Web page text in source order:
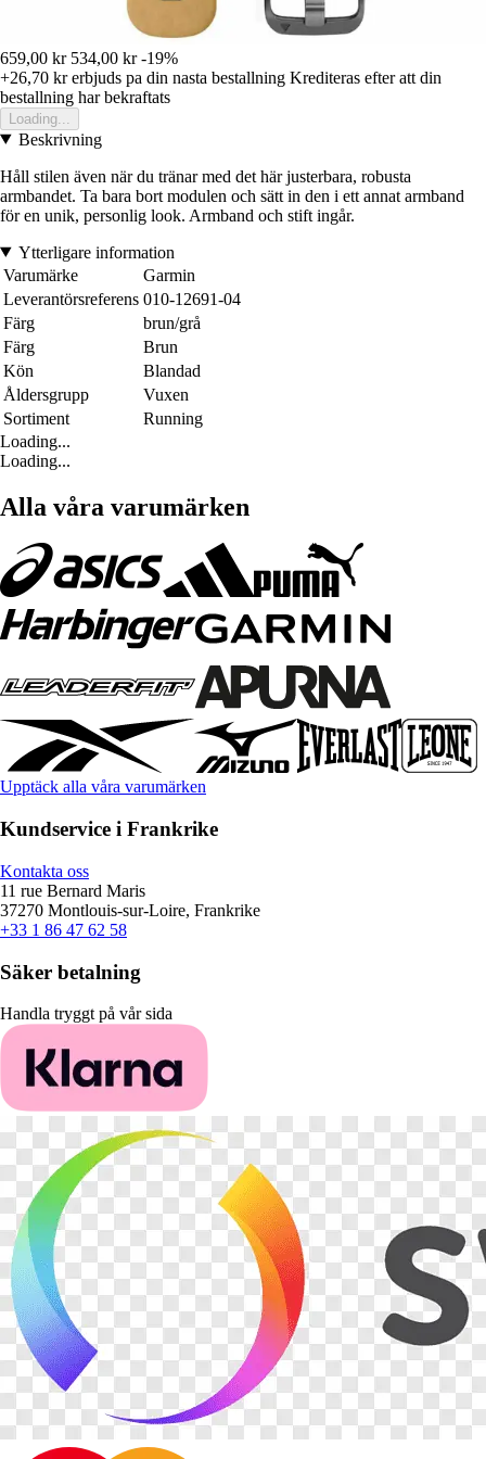
659,00 kr 534,00 kr -19%
+26,70 krerbjuds pa din nasta bestallning Krediteras efter att din
bestallning har bekraftats
Loading...
Beskrivning
Håll stilen även när du tränar med det här justerbara, robusta
armbandet. Ta bara bort modulen och sätt in den i ett annat armband
för en unik, personlig look. Armband och stift ingår.
Ytterligare information
Varumärke
Garmin
Leverantörsreferens 010-12691-04
Färg
brun/grå
Färg
Brun
Kön
Blandad
Åldersgrupp
Vuxen
Sortiment
Running
Loading...
Loading...
Alla våra varumärken
Upptäck alla våra varumärken
Kundservice i Frankrike
Kontakta oss
11 rue Bernard Maris
37270 Montlouis-sur-Loire, Frankrike
+33 1 86 47 62 58
Säker betalning
Handla tryggt på vår sida